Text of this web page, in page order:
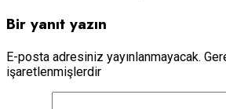
Bir yanıt yazın
E-posta adresiniz yayınlanmayacak.
işaretlenmişlerdir